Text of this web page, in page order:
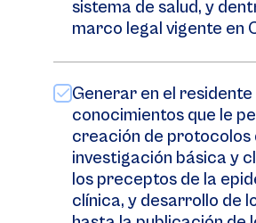
sistema de salud, y
marco legal vigente en
Generar en el residente
conocimientos que le
creación de protocolos
investigación básica y
los preceptos de la
clínica, y desarrollo de